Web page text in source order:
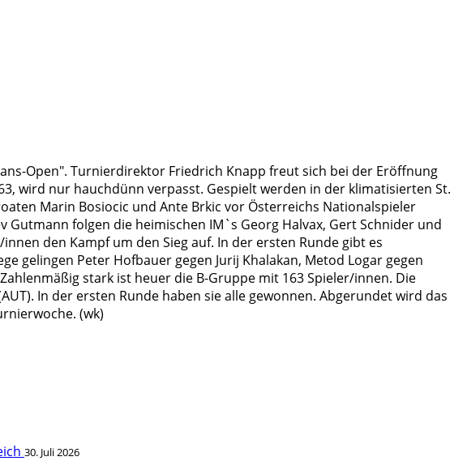
Open". Turnierdirektor Friedrich Knapp freut sich bei der Eröffnung
wird nur hauchdünn verpasst. Gespielt werden in der klimatisierten St.
Marin Bosiocic und Ante Brkic vor Österreichs Nationalspieler
folgen die heimischen IM`s Georg Halvax, Gert Schnider und
den Kampf um den Sieg auf. In der ersten Runde gibt es
gelingen Peter Hofbauer gegen Jurij Khalakan, Metod Logar gegen
stark ist heuer die B-Gruppe mit 163 Spieler/innen. Die
In der ersten Runde haben sie alle gewonnen. Abgerundet wird das
(wk)
30. Juli 2026